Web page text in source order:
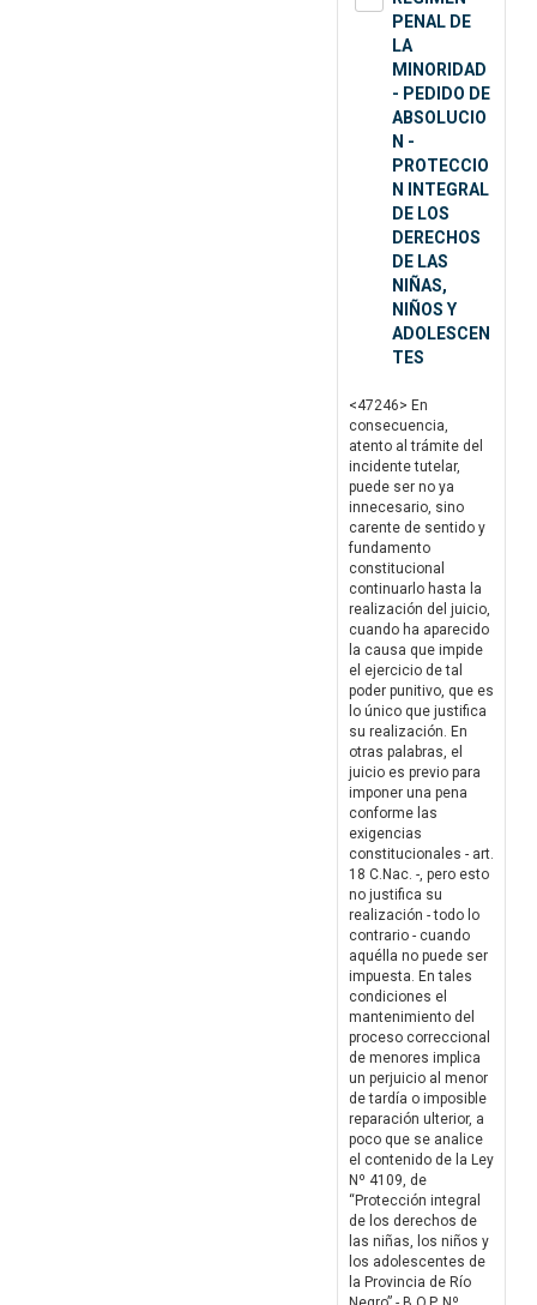
PENAL DE
LA
MINORIDAD
- PEDIDO DE
ABSOLUCIO
N -
PROTECCIO
N INTEGRAL
DE LOS
DERECHOS
DE LAS
NIÑAS,
NIÑOS Y
ADOLESCEN
TES
<47246> En
consecuencia,
atento al trámite del
incidente tutelar,
puede ser no ya
innecesario, sino
carente de sentido y
fundamento
constitucional
continuarlo hasta la
realización del juicio,
cuando ha aparecido
la causa que impide
el ejercicio de tal
poder punitivo, que es
lo único que justifica
su realización. En
otras palabras, el
juicio es previo para
imponer una pena
conforme las
exigencias
constitucionales - art.
18 C.Nac. -, pero esto
no justifica su
realización - todo lo
contrario - cuando
aquélla no puede ser
impuesta. En tales
condiciones el
mantenimiento del
proceso correccional
de menores implica
un perjuicio al menor
de tardía o imposible
reparación ulterior, a
poco que se analice
el contenido de la Ley
Nº 4109, de
“Protección integral
de los derechos de
las niñas, los niños y
los adolescentes de
la Provincia de Río